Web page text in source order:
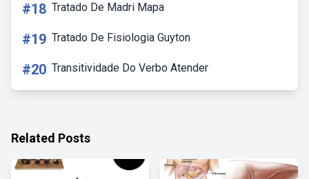
#18 Tratado De Madri Mapa
#19 Tratado De Fisiologia Guyton
#20 Transitividade Do Verbo Atender
Related Posts